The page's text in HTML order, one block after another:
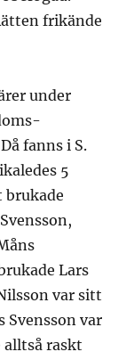
frikände
under
fanns i S.
5
Lars
var sitt
Svensson var
alltså raskt